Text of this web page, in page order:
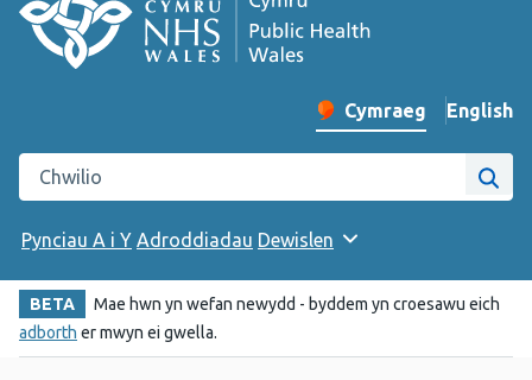
Newid iaith y wefan
Cymraeg English
–
Chwilio gwefan Iechyd Cyhoeddus Cymru
Pynciau A i Y Adroddiadau Dewislen
BETA
Mae hwn yn wefan newydd - byddem yn croesawu eich
adborth er mwyn ei gwella.